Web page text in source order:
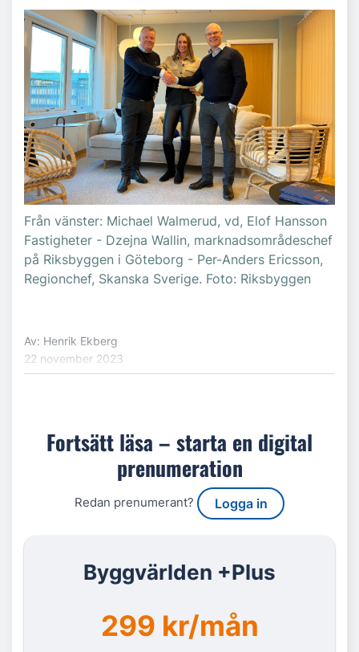
Från vänster: Michael Walmerud, vd, Elof Hansson
Fastigheter - Dzejna Wallin, marknadsområdeschef
på Riksbyggen i Göteborg - Per-Anders Ericsson,
Regionchef, Skanska Sverige. Foto: Riksbyggen
Av: Henrik Ekberg
22 november 2023
Fortsätt läsa – starta en digital
prenumeration
Redan prenumerant? Logga in
Byggvärlden +Plus
299 kr/mån